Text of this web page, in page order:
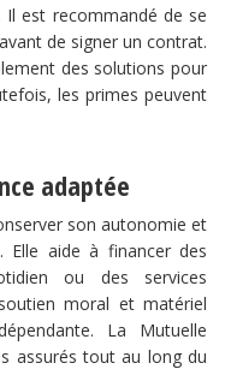
Il est recommandé de se
de signer un contrat.
des solutions pour
les primes peuvent
adaptée
son autonomie et
Elle aide à financer des
ou des services
moral et matériel
La Mutuelle
assurés tout au long du